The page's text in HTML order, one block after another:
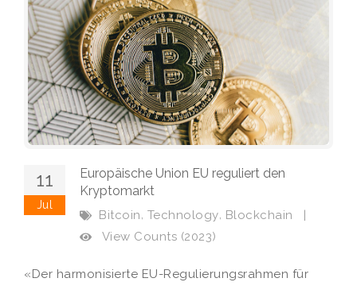
11
Jul
Europäische Union EU reguliert den
Kryptomarkt
Bitcoin, Technology, Blockchain
|
View Counts (2023)
«Der harmonisierte EU-Regulierungsrahmen für